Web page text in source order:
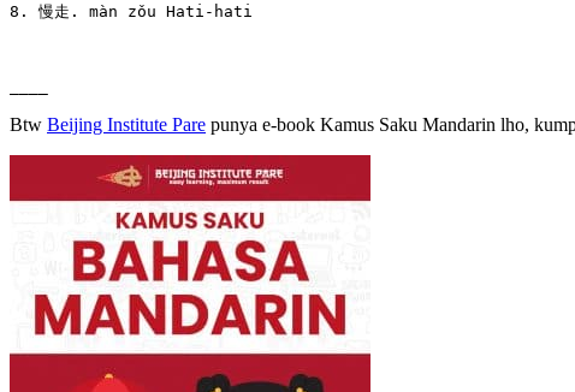
8. 慢走. màn zǒu Hati-hati
Btw Beijing Institute Pare punya e-book Kamus Saku Mandarin lho,